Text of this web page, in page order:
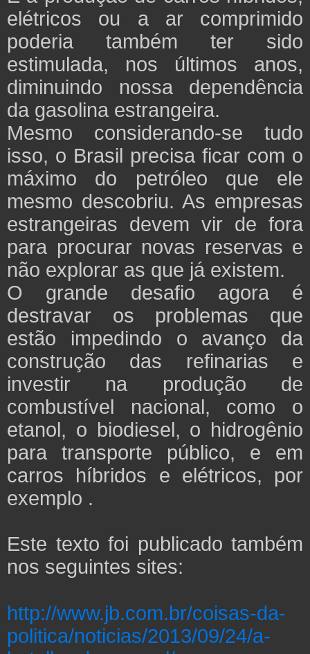
elétricos ou a ar comprimido
poderia também ter sido
estimulada, nos últimos anos,
diminuindo nossa dependência
da gasolina estrangeira.
Mesmo considerando-se tudo
isso, o Brasil precisa ficar com o
máximo do petróleo que ele
mesmo descobriu. As empresas
estrangeiras devem vir de fora
para procurar novas reservas e
não explorar as que já existem.
O grande desafio agora é
destravar os problemas que
estão impedindo o avanço da
construção das refinarias e
investir na produção de
combustível nacional, como o
etanol, o biodiesel, o hidrogênio
para transporte público, e em
carros híbridos e elétricos, por
exemplo .
Este texto foi publicado também
nos seguintes sites:
http://www.jb.com.br/coisas-da-
politica/noticias/2013/09/24/a-